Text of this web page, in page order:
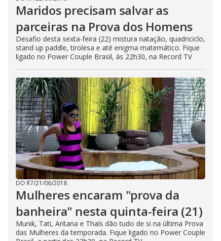
Maridos precisam salvar as
parceiras na Prova dos Homens
Desafio desta sexta-feira (22) mistura natação, quadriciclo,
stand up paddle, tirolesa e até enigma matemático. Fique
ligado no Power Couple Brasil, às 22h30, na Record TV
DO R7/21/06/2018
Mulheres encaram "prova da
banheira" nesta quinta-feira (21)
Munik, Tati, Aritana e Thaís dão tudo de si na última Prova
das Mulheres da temporada. Fique ligado no Power Couple